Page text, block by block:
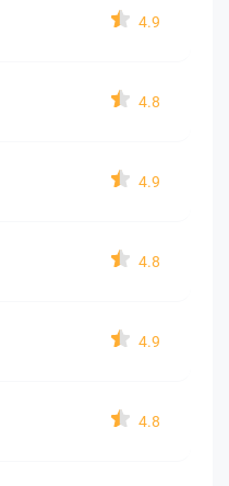
4.9
4.8
4.9
4.8
4.9
4.8